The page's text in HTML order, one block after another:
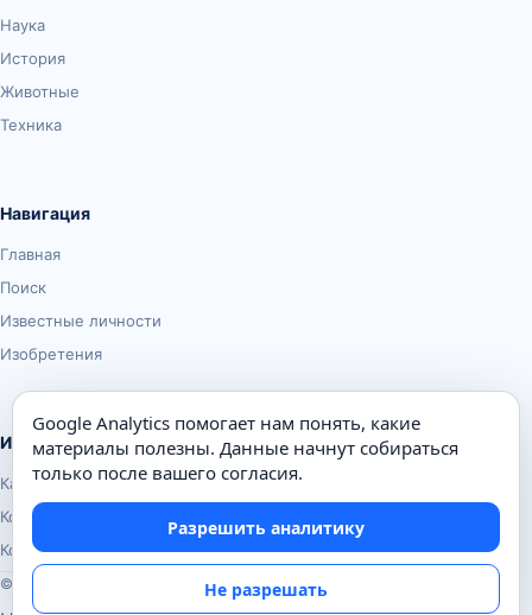
Наука
История
Животные
Техника
Навигация
Главная
Поиск
Известные личности
Изобретения
Информация
Карта сайта
Контакты
Конфиденциальность
© Почемуха.ру, 2010–2026
Google Analytics помогает нам понять, какие
материалы полезны. Данные начнут собираться
только после вашего согласия.
Разрешить аналитику
Не разрешать